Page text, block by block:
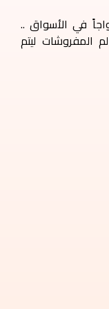
في الأسواق ..
المفروشات ليتم